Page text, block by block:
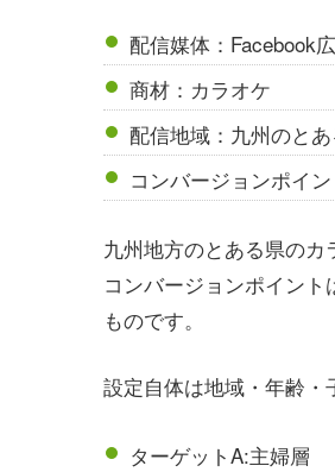
配信媒体：Facebook
商材：カラオケ
配信地域：九州のと
コンバージョンポイ
九州地方のとある県のカ
コンバージョンポイン
ものです。
設定自体は地域・年齢・
ターゲットA:主婦層